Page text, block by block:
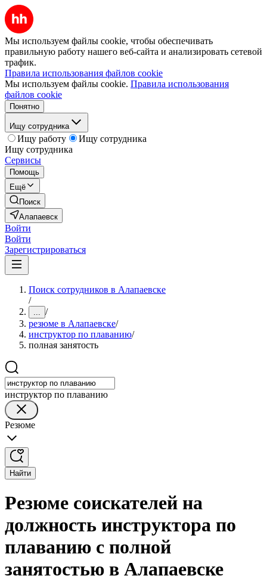
Мы используем файлы cookie, чтобы обеспечивать
правильную работу нашего веб-сайта и анализировать сетевой
трафик.
Правила использования файлов cookie
Мы используем файлы cookie. Правила использования
файлов cookie
Понятно
Ищу сотрудника
Ищу работу
Ищу сотрудника
Ищу сотрудника
Сервисы
Помощь
Ещё
Поиск
Алапаевск
Войти
Войти
Зарегистрироваться
Поиск сотрудников в Алапаевске
/
... /
резюме в Алапаевске/
инструктор по плаванию/
полная занятость
инструктор по плаванию
Резюме
Найти
Резюме соискателей на
должность инструктора по
плаванию с полной
занятостью в Алапаевске